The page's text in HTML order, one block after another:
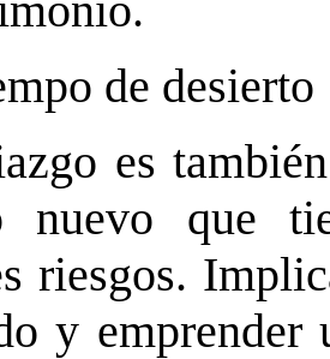
de desierto
es
nuevo que
riesgos.
y emprender